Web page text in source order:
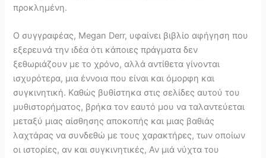
προκλημένη.
Ο συγγραφέας, Megan Derr, υφαίνει βιβλίο αφήγηση που
εξερευνά την ιδέα ότι κάποιες πράγματα δεν
ξεθωριάζουν με το χρόνο, αλλά αντίθετα γίνονται
ισχυρότερα, μια έννοια που είναι και όμορφη και
συγκινητική. Καθώς βυθίστηκα στις σελίδες αυτού του
μυθιστορήματος, βρήκα τον εαυτό μου να ταλαντεύεται
μεταξύ μιας αίσθησης αποκοπής και μιας βαθιάς
λαχτάρας να συνδεθώ με τους χαρακτήρες, των οποίων
οι ιστορίες, αν και συγκινητικές, Αν μιά νύχτα του